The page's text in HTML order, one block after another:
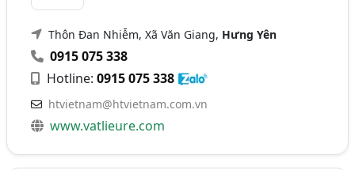
Thôn Đan Nhiễm, Xã Văn Giang, Hưng Yên
0915 075 338
Hotline:0915 075 338
htvietnam@htvietnam.com.vn
www.vatlieure.com